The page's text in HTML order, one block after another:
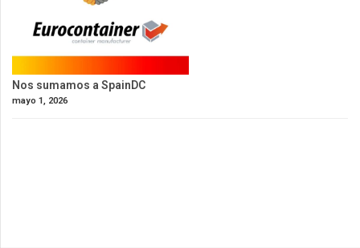
Nos sumamos a SpainDC
mayo 1, 2026